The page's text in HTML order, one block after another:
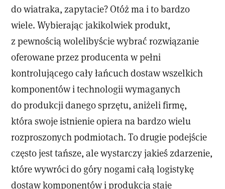
do wiatraka, zapytacie? Otóż ma i to bardzo
wiele. Wybierając jakikolwiek produkt,
z pewnością wolelibyście wybrać rozwiązanie
oferowane przez producenta w pełni
kontrolującego cały łańcuch dostaw wszelkich
komponentów i technologii wymaganych
do produkcji danego sprzętu, aniżeli firmę,
która swoje istnienie opiera na bardzo wielu
rozproszonych podmiotach. To drugie podejście
często jest tańsze, ale wystarczy jakieś zdarzenie,
które wywróci do góry nogami całą logistykę
dostaw komponentów i produkcja staje